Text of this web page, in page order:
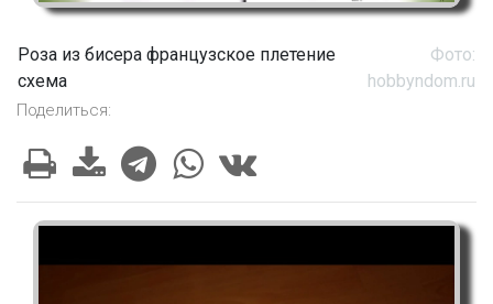
Роза из бисера французское плетение
схема
Фото:
hobbyndom.ru
Поделиться: